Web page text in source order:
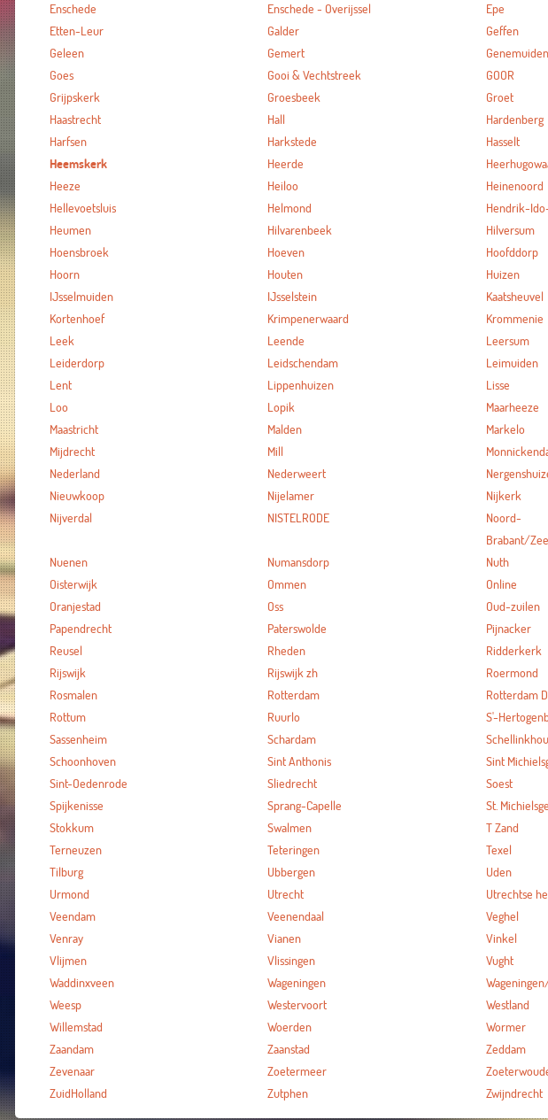
Enschede
Enschede - Overijssel Epe
Etten-Leur
Galder Geffen
Geleen
Gemert Genemuiden
Goes
Gooi & Vechtstreek GOOR
Grijpskerk
Groesbeek Groet
Haastrecht
Hall Hardenberg
Harfsen
Harkstede Hasselt
Heemskerk
Heerde
Heeze
Heiloo Heinenoord
Hellevoetsluis
Helmond Hendrik-
Heumen
Hilvarenbeek Hilversum
Hoensbroek
Hoeven Hoofddorp
Hoorn
Houten Huizen
IJsselmuiden
IJsselstein Kaatsheuvel
Kortenhoef
Krimpenerwaard Krommenie
Leek
Leende Leersum
Leiderdorp
Leidschendam Leimuiden
Lent
Lippenhuizen Lisse
Loo
Lopik Maarheeze
Maastricht
Malden Markelo
Mijdrecht
Mill
Nederland
Nederweert
Nieuwkoop
Nijelamer Nijkerk
Nijverdal
NISTELRODE
Noord-
Brabant/
Nuenen
Numansdorp Nuth
Oisterwijk
Ommen Online
Oranjestad
Oss Oud-zuilen
Papendrecht
Paterswolde Pijnacker
Reusel
Rheden Ridderkerk
Rijswijk
Rijswijk zh Roermond
Rosmalen
Rotterdam Rotterdam
Rottum
Ruurlo S'-
Sassenheim
Schardam
Schoonhoven
Sint Anthonis Sint
Sint-Oedenrode
Sliedrecht Soest
Spijkenisse
Sprang-Capelle St.
Stokkum
Swalmen T Zand
Terneuzen
Teteringen Texel
Tilburg
Ubbergen Uden
Urmond
Utrecht Utrechtse
Veendam
Veenendaal Veghel
Venray
Vianen Vinkel
Vlijmen
Vlissingen Vught
Waddinxveen
Wageningen
Weesp
Westervoort Westland
Willemstad
Woerden Wormer
Zaandam
Zaanstad Zeddam
Zevenaar
Zoetermeer
ZuidHolland
Zutphen Zwijndrecht